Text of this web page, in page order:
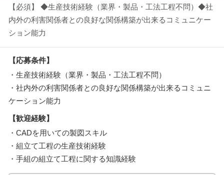
【必須】 ◆生産技術経験（業界・製品・工法工程不問）◆社
内外の利害関係者との良好な関係構築が出来るコミュニケー
ション能力
【応募条件】
・生産技術経験（業界・製品・工法工程不問）
・社内外の利害関係者との良好な関係構築が出来るコミュニ
ケーション能力
【歓迎経験】
・CADを用いての製図スキル
・組立て工程の生産技術経験
・手組の組立て工程に関する知識経験